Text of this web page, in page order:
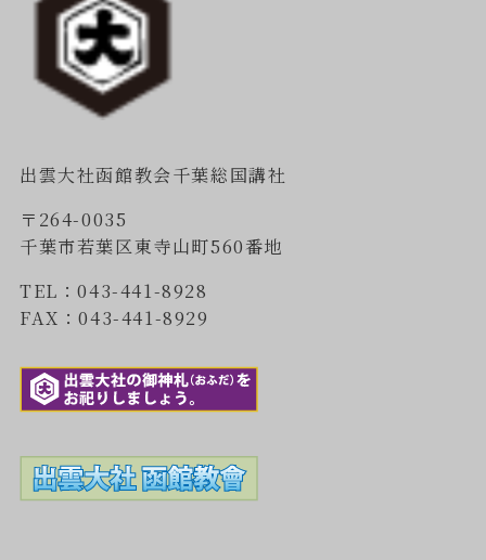
出雲大社函館教会千葉総国講社
〒264-0035
千葉市若葉区東寺山町560番地
TEL：043-441-8928
FAX：043-441-8929